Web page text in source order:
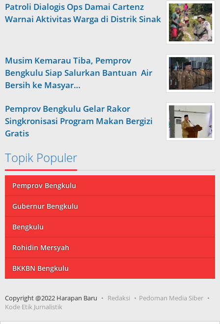
Patroli Dialogis Ops Damai Cartenz
Warnai Aktivitas Warga di Distrik Sinak
Musim Kemarau Tiba, Pemprov
Bengkulu Siap Salurkan Bantuan Air
Bersih ke Masyar…
Pemprov Bengkulu Gelar Rakor
Singkronisasi Program Makan Bergizi
Gratis
Topik Populer
Pemprov Bengkulu
Gubernur Bengkulu
Bengkulu
Rohidin Mersyah
BKKBN Bengkulu
Copyright @2022 Harapan Baru Redaksi
Pedoman Media Siber
Kode Etik Jurnalistik